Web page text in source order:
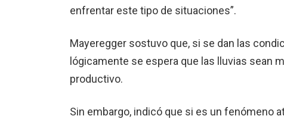
enfrentar este tipo de situaciones”.
Mayeregger sostuvo que, si se dan las
lógicamente se espera que las lluvias sean
productivo.
Sin embargo, indicó que si es un fenómeno